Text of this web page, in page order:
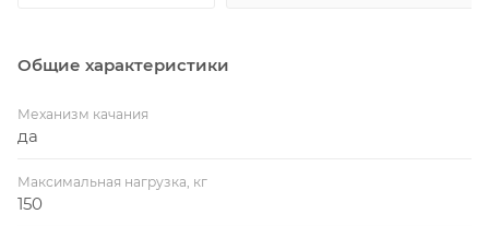
Общие характеристики
Механизм качания
да
Максимальная нагрузка, кг
150